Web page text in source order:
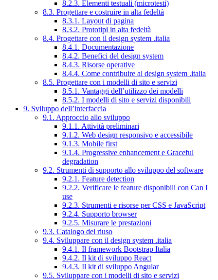
8.2.3. Elementi testuali (microtesti)
8.3. Progettare e costruire in alta fedeltà
8.3.1. Layout di pagina
8.3.2. Prototipi in alta fedeltà
8.4. Progettare con il design system .italia
8.4.1. Documentazione
8.4.2. Benefici del design system
8.4.3. Risorse operative
8.4.4. Come contribuire al design system .italia
8.5. Progettare con i modelli di sito e servizi
8.5.1. Vantaggi dell’utilizzo dei modelli
8.5.2. I modelli di sito e servizi disponibili
9. Sviluppo dell’interfaccia
9.1. Approccio allo sviluppo
9.1.1. Attività preliminari
9.1.2. Web design responsivo e accessibile
9.1.3. Mobile first
9.1.4. Progressive enhancement e Graceful
degradation
9.2. Strumenti di supporto allo sviluppo del software
9.2.1. Feature detection
9.2.2. Verificare le feature disponibili con Can I
use
9.2.3. Strumenti e risorse per CSS e JavaScript
9.2.4. Supporto browser
9.2.5. Misurare le prestazioni
9.3. Catalogo del riuso
9.4. Sviluppare con il design system .italia
9.4.1. Il framework Bootstrap Italia
9.4.2. Il kit di sviluppo React
9.4.3. Il kit di sviluppo Angular
9.5. Sviluppare con i modelli di sito e servizi